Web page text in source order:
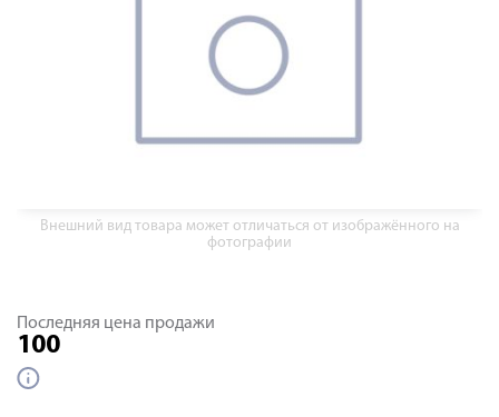
Внешний вид товара может отличаться от изображённого на
фотографии
Последняя цена продажи
100